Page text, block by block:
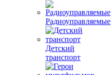
Радиоуправляемые
Детский
транспорт